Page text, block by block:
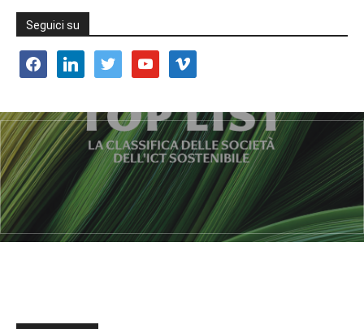
Seguici su
facebooklinkedin twitter youtube vimeo